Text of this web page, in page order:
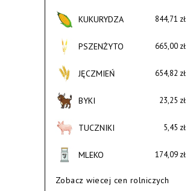
KUKURYDZA 844,71 zł
PSZENŻYTO 665,00 zł
JĘCZMIEŃ 654,82 zł
BYKI 23,25 zł
TUCZNIKI 5,45 zł
MLEKO 174,09 zł
Zobacz wiecej cen rolniczych